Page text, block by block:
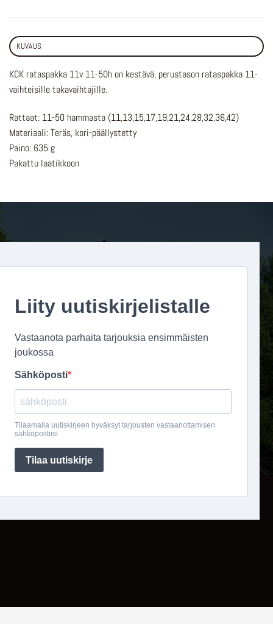
KUVAUS
KCK rataspakka 11v 11-50h on kestävä, perustason rataspakka 11-
vaihteisille takavaihtajille.
Rattaat: 11-50 hammasta (11,13,15,17,19,21,24,28,32,36,42)
Materiaali: Teräs, kori-päällystetty
Paino: 635 g
Pakattu laatikkoon